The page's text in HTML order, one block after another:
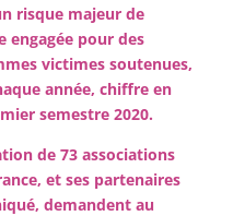
risque majeur de
engagée pour des
victimes soutenues,
année, chiffre en
semestre 2020.
de 73 associations
et ses partenaires
demandent au